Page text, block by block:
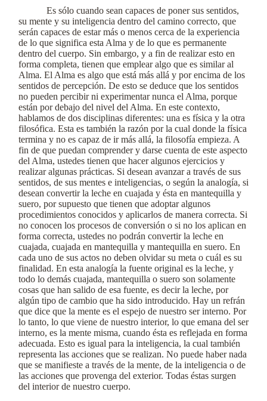
Es sólo cuando sean capaces de poner sus sentidos,
su mente y su inteligencia dentro del camino correcto, que
serán capaces de estar más o menos cerca de la experiencia
de lo que significa esta Alma y de lo que es permanente
dentro del cuerpo. Sin embargo, y a fin de realizar esto en
forma completa, tienen que emplear algo que es similar al
Alma. El Alma es algo que está más allá y por encima de los
sentidos de percepción. De esto se deduce que los sentidos
no pueden percibir ni experimentar nunca el Alma, porque
están por debajo del nivel del Alma. En este contexto,
hablamos de dos disciplinas diferentes: una es física y la otra
filosófica. Esta es también la razón por la cual donde la física
termina y no es capaz de ir más allá, la filosofía empieza. A
fin de que puedan comprender y darse cuenta de este aspecto
del Alma, ustedes tienen que hacer algunos ejercicios y
realizar algunas prácticas. Si desean avanzar a través de sus
sentidos, de sus mentes e inteligencias, o según la analogía, si
desean convertir la leche en cuajada y ésta en mantequilla y
suero, por supuesto que tienen que adoptar algunos
procedimientos conocidos y aplicarlos de manera correcta. Si
no conocen los procesos de conversión o si no los aplican en
forma correcta, ustedes no podrán convertir la leche en
cuajada, cuajada en mantequilla y mantequilla en suero. En
cada uno de sus actos no deben olvidar su meta o cuál es su
finalidad. En esta analogía la fuente original es la leche, y
todo lo demás cuajada, mantequilla o suero son solamente
cosas que han salido de esa fuente, es decir la leche, por
algún tipo de cambio que ha sido introducido. Hay un refrán
que dice que la mente es el espejo de nuestro ser interno. Por
lo tanto, lo que viene de nuestro interior, lo que emana del ser
interno, es la mente misma, cuando ésta es reflejada en forma
adecuada. Esto es igual para la inteligencia, la cual también
representa las acciones que se realizan. No puede haber nada
que se manifieste a través de la mente, de la inteligencia o de
las acciones que provenga del exterior. Todas éstas surgen
del interior de nuestro cuerpo.